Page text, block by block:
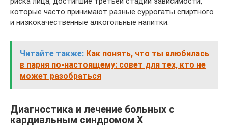
которые часто принимают разные суррогаты спиртного
и низкокачественные алкогольные напитки.
Читайте также: Как понять, что ты влюбилась
в парня по-настоящему: совет для тех, кто не
может разобраться
Диагностика и лечение больных с
кардиальным синдромом Х